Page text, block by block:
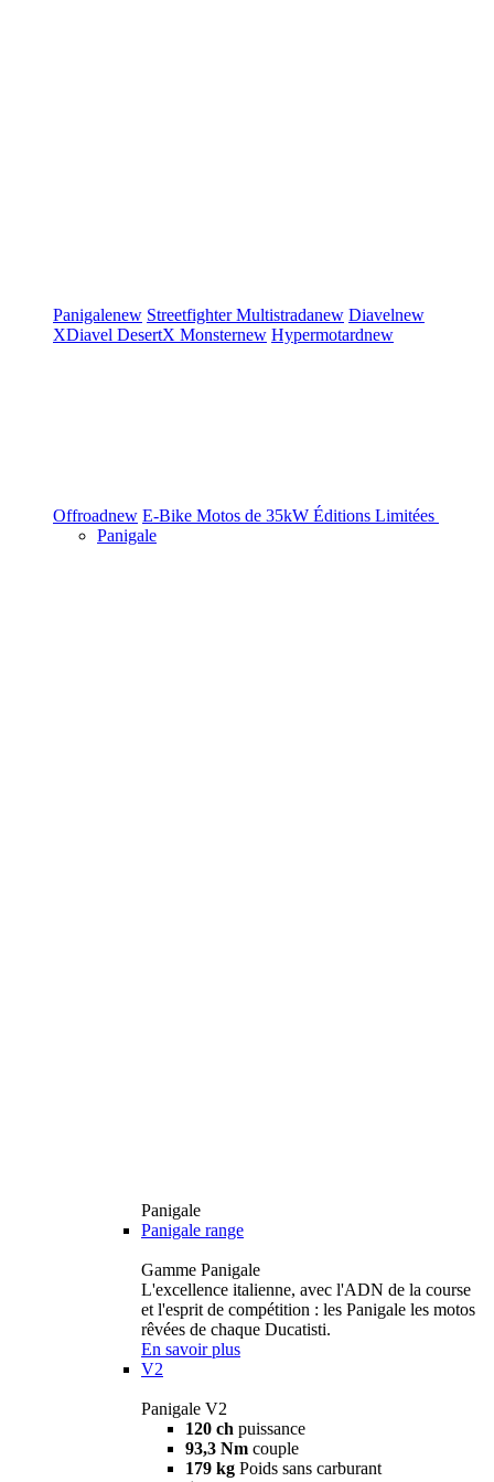
Panigalenew StreetfighterMultistradanew Diavelnew
XDiavel DesertX Monsternew Hypermotardnew
Offroadnew E-Bike Motos de 35kW Éditions Limitées
Panigale
Panigale
Panigale range
Gamme Panigale
L'excellence italienne, avec l'ADN de la course
et l'esprit de compétition : les Panigale les motos
rêvées de chaque Ducatisti.
En savoir plus
V2
Panigale V2
120 ch puissance
93,3 Nm couple
179 kg Poids sans carburant